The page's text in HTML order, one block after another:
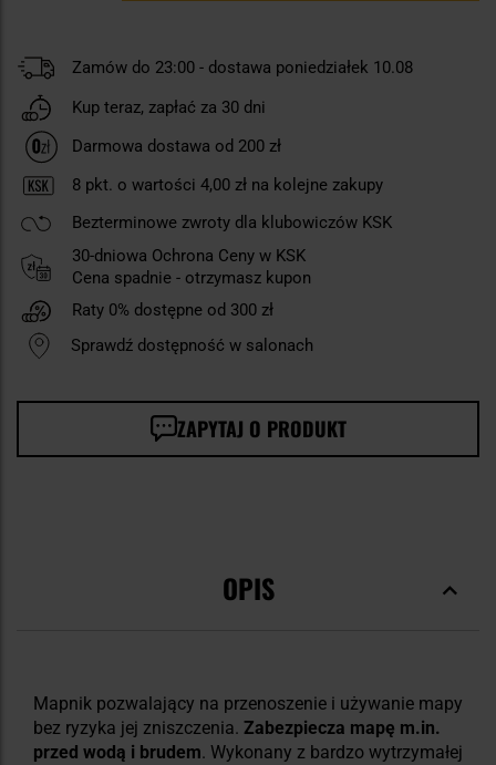
Zamów do 23:00 - dostawa poniedziałek 10.08
Kup teraz, zapłać za 30 dni
Darmowa dostawa od 200 zł
8 pkt. o wartości 4,00 zł na kolejne zakupy
Bezterminowe zwroty dla klubowiczów KSK
30-dniowa Ochrona Ceny w KSK
Cena spadnie - otrzymasz kupon
Raty 0% dostępne od 300 zł
Sprawdź dostępność w salonach
ZAPYTAJ O PRODUKT
OPIS
Mapnik pozwalający na przenoszenie i używanie mapy
bez ryzyka jej zniszczenia. Zabezpiecza mapę m.in.
przed wodą i brudem. Wykonany z bardzo wytrzymałej